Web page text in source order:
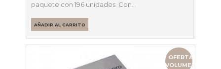
paquete con 196 unidades. Con…
AÑADIR AL CARRITO
OFERTA
VOLUMEN